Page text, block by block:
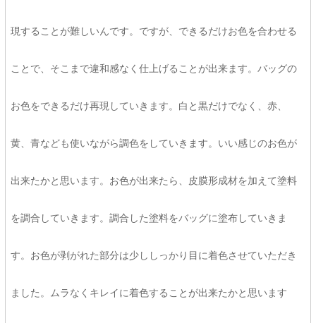
現することが難しいんです。ですが、できるだけお色を合わせる
ことで、そこまで違和感なく仕上げることが出来ます。バッグの
お色をできるだけ再現していきます。白と黒だけでなく、赤、
黄、青なども使いながら調色をしていきます。いい感じのお色が
出来たかと思います。お色が出来たら、皮膜形成材を加えて塗料
を調合していきます。調合した塗料をバッグに塗布していきま
す。お色が剥がれた部分は少ししっかり目に着色させていただき
ました。ムラなくキレイに着色することが出来たかと思います